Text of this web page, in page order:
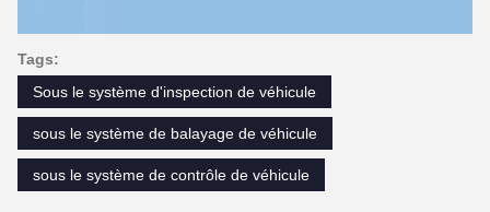
Tags:
Sous le système d'inspection de véhicule
sous le système de balayage de véhicule
sous le système de contrôle de véhicule